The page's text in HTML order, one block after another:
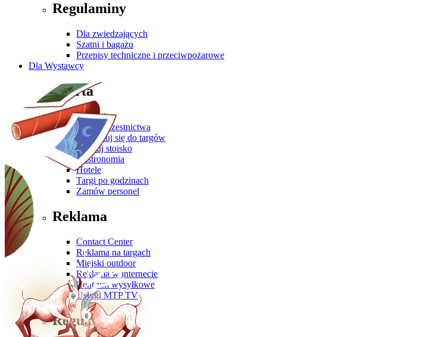
Regulaminy
Dla zwiedzających
Szatni i bagażu
Przepisy techniczne i przeciwpożarowe
Dla Wystawcy
Oferta
Zgłoś się
Oferta uczestnictwa
Przygotuj się do targów
Zbuduj stoisko
Gastronomia
Hotele
Targi po godzinach
Zamów personel
Reklama
Contact Center
Reklama na targach
Miejski outdoor
Reklama w internecie
Centrum wysyłkowe
Usługi MTP TV
Regulaminy